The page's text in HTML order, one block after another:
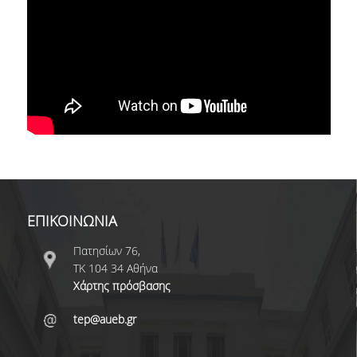
ΞΕΝΟΦΩΝ
YOUTUBE
ΤΙ ΝΕΑ;
ΕΠΙΚΟΙΝΩΝΙΑ
Πατησίων 76,
ΤΚ 104 34 Αθήνα
Χάρτης πρόσβασης
tep@aueb.gr